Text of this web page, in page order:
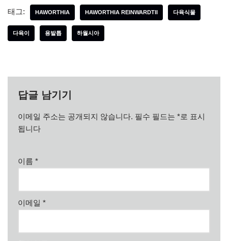
태그: HAWORTHIA HAWORTHIA REINWARDTII 다육식물
다육이 용발톱 하월시아
답글 남기기
이메일 주소는 공개되지 않습니다. 필수 필드는 *로 표시
됩니다
이름 *
이메일 *